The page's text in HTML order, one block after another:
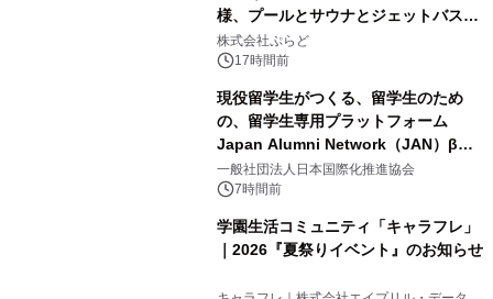
様、プールとサウナとジェットバス付
きで Villa Mon Temps AWAJIの連泊
素泊りプラン
株式会社ぷらど
17時間前
現役留学生がつくる、留学生のため
の、留学生専用プラットフォーム
Japan Alumni Network（JAN）β版
をリリース
一般社団法人日本国際化推進協会
7時間前
学園生活コミュニティ「キャラフレ」
｜2026『夏祭りイベント』のお知らせ